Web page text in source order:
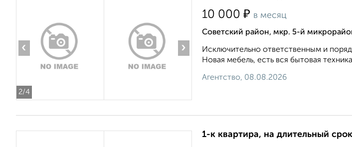
2/4
‹ ›
10 000 ₽ в месяц
Советский район, мкр. 5-й
Исключительно ответственным и
Новая мебель, есть вся бытовая
Агентство, 08.08.2026
1-к квартира, на длительный